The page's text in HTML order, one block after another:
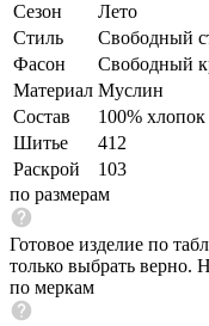
Сезон
Лето
Стиль
Свободный
Фасон
Свободный
Материал Муслин
Состав
100% хлопок
Шитье
412
Раскрой
103
по размерам
Готовое изделие по
только выбрать верно.
по меркам